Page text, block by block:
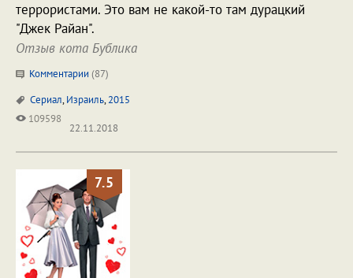
террористами. Это вам не какой-то там дурацкий
"Джек Райан".
Отзыв кота Бублика
Комментарии (87)
Сериал,Израиль,2015
109598
22.11.2018
7.5